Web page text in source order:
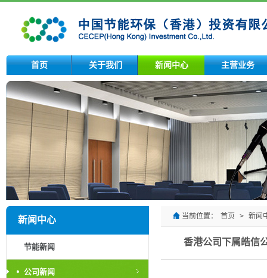
首页 关于我们 新闻中心 主营业务
新闻中心
节能新闻
公司新闻
当前位置： 首页 > 新闻
香港公司下属皓信